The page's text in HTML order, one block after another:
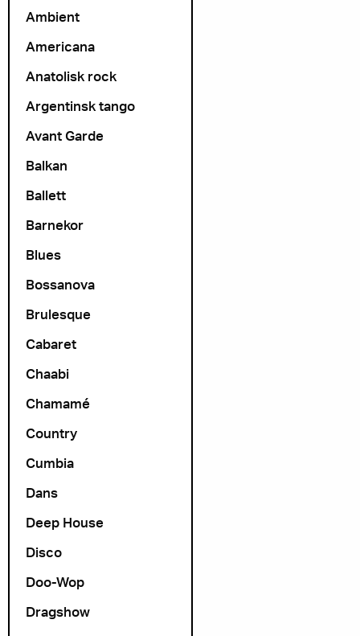
Ambient
Americana
Anatolisk rock
Argentinsk tango
Avant Garde
Balkan
Ballett
Barnekor
Blues
Bossanova
Brulesque
Cabaret
Chaabi
Chamamé
Country
Cumbia
Dans
Deep House
Disco
Doo-Wop
Dragshow